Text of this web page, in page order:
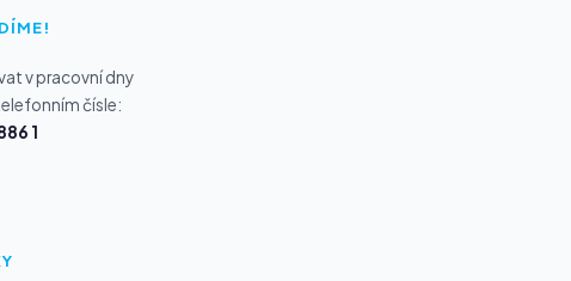
v pracovní dny
čísle:
1